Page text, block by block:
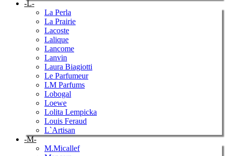
-L-
La Perla
La Prairie
Lacoste
Lalique
Lancome
Lanvin
Laura Biagiotti
Le Parfumeur
LM Parfums
Lobogal
Loewe
Lolita Lempicka
Louis Feraud
L`Artisan
-M-
M.Micallef